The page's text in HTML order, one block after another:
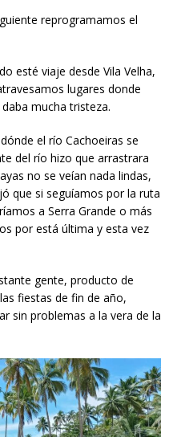
reprogramamos el
esté viaje desde Vila Velha,
lugares donde
mucha tristeza.
el río Cachoeiras se
del río hizo que arrastrara
no se veían nada lindas,
que si seguíamos por la ruta
a Serra Grande o más
por está última y esta vez
gente, producto de
fiestas de fin de año,
sin problemas a la vera de la